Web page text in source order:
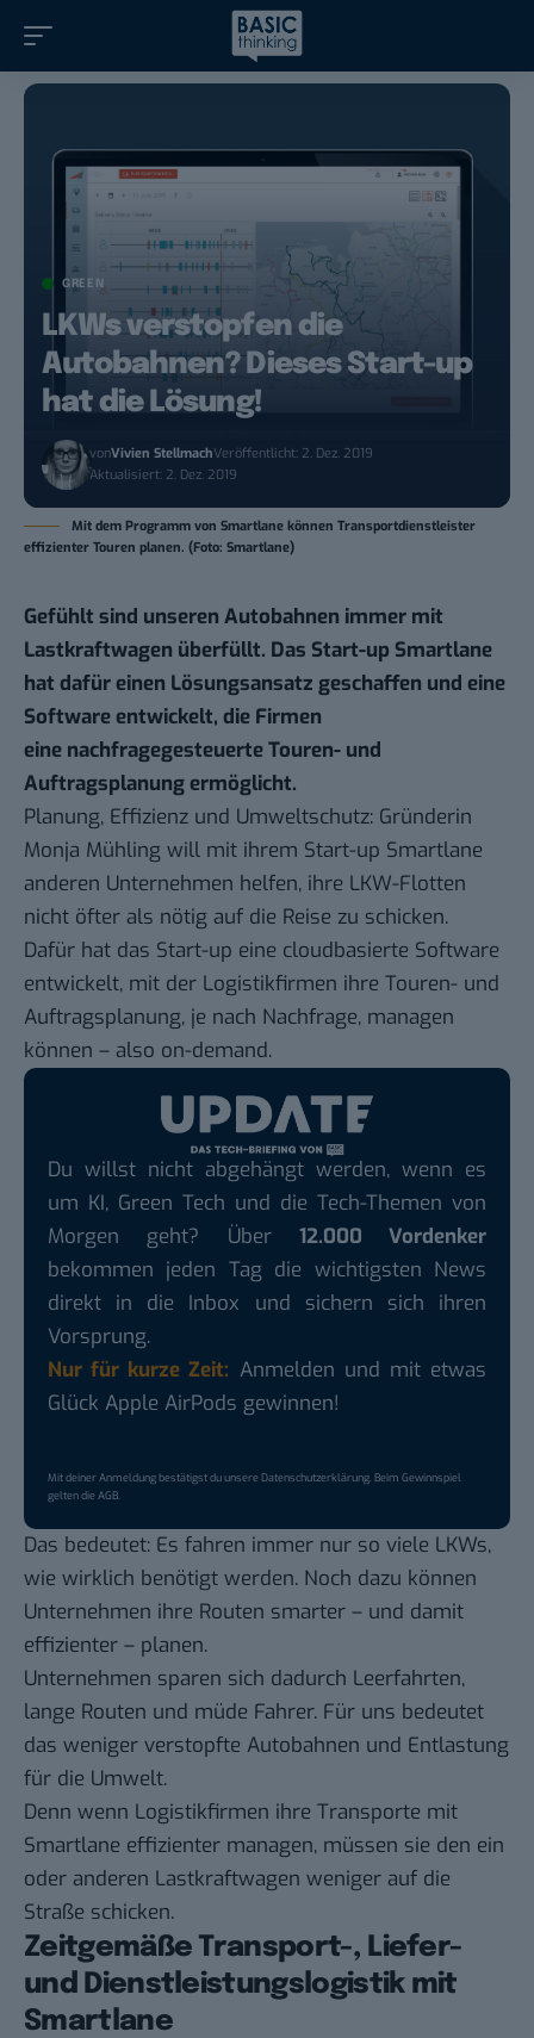
GREEN
LKWs verstopfen die
Autobahnen? Dieses Start-up
hat die Lösung!
vonVivien StellmachVeröffentlicht: 2. Dez. 2019
Aktualisiert: 2. Dez. 2019
Mit dem Programm von Smartlane können Transportdienstleister
effizienter Touren planen. (Foto: Smartlane)
Gefühlt sind unseren Autobahnen immer mit
Lastkraftwagen überfüllt. Das Start-up Smartlane
hat dafür einen Lösungsansatz geschaffen und eine
Software entwickelt, die Firmen
eine nachfragegesteuerte Touren- und
Auftragsplanung ermöglicht.
Planung, Effizienz und Umweltschutz: Gründerin
Monja Mühling will mit ihrem Start-up Smartlane
anderen Unternehmen helfen, ihre LKW-Flotten
nicht öfter als nötig auf die Reise zu schicken.
Dafür hat das Start-up eine cloudbasierte Software
entwickelt, mit der Logistikfirmen ihre Touren- und
Auftragsplanung, je nach Nachfrage, managen
können – also on-demand.
Du willst nicht abgehängt werden, wenn es
um KI, Green Tech und die Tech-Themen von
Morgen geht? Über 12.000 Vordenker
bekommen jeden Tag die wichtigsten News
direkt in die Inbox und sichern sich ihren
Vorsprung.
Nur für kurze Zeit: Anmelden und mit etwas
Glück Apple AirPods gewinnen!
Mit deiner Anmeldung bestätigst du unsereDatenschutzerklärung. Beim Gewinnspiel
gelten dieAGB.
Das bedeutet: Es fahren immer nur so viele LKWs,
wie wirklich benötigt werden. Noch dazu können
Unternehmen ihre Routen smarter – und damit
effizienter – planen.
Unternehmen sparen sich dadurch Leerfahrten,
lange Routen und müde Fahrer. Für uns bedeutet
das weniger verstopfte Autobahnen und Entlastung
für die Umwelt.
Denn wenn Logistikfirmen ihre Transporte mit
Smartlane effizienter managen, müssen sie den ein
oder anderen Lastkraftwagen weniger auf die
Straße schicken.
Zeitgemäße Transport-, Liefer-
und Dienstleistungslogistik mit
Smartlane